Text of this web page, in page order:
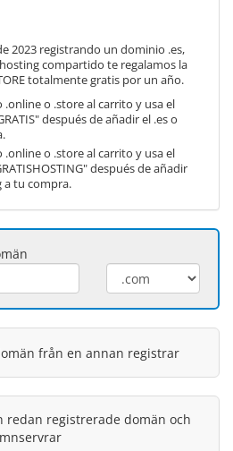
2023 registrando un dominio .es,
compartido te regalamos la
totalmente gratis por un año.
.online o .store al carrito y usa el
después de añadir el .es o
.online o .store al carrito y usa el
después de añadir
a tu compra.
från en annan registrar
redan registrerade domän och